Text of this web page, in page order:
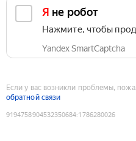
Я не робот
Нажмите, чтобы
Yandex SmartCaptcha
Если у вас возникли проблемы,
обратной связи
9194758904532350684:1786280026